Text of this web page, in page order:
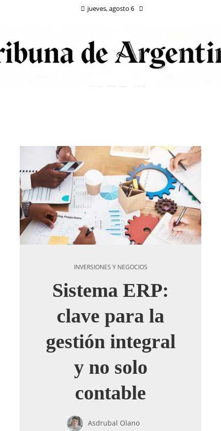
jueves, agosto 6
INVERSIONES Y NEGOCIOS
Sistema ERP:
clave para la
gestión integral
y no solo
contable
Asdrubal Olano